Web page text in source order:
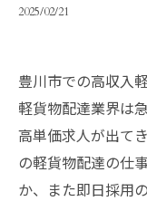
2025/02/21
豊川市での高収入
軽貨物配達業界は
高単価求人が出て
の軽貨物配達の仕
か、また即日採用